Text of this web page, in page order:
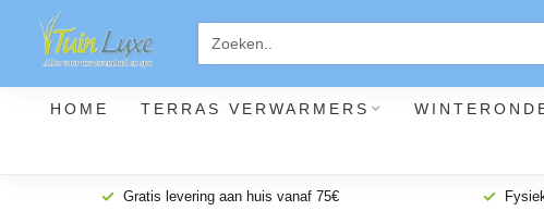
HOME TERRAS VERWARMERS
Gratis levering aan huis vanaf 75€